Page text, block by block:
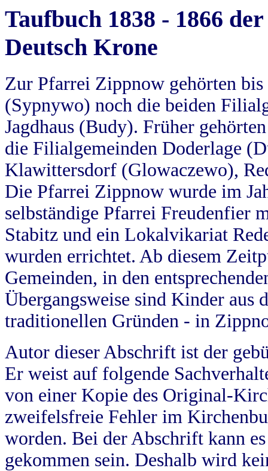
Taufbuch 1838 - 1866
Deutsch Krone
Zur Pfarrei Zippnow gehörten
(Sypnywo) noch die beiden
Jagdhaus (Budy). Früher
die Filialgemeinden Doderlage
Klawittersdorf (Glowaczewo),
Die Pfarrei Zippnow wurde im
selbständige Pfarrei Freudenfier
Stabitz und ein Lokalvikariat
wurden errichtet. Ab diesem
Gemeinden, in den
Übergangsweise sind Kinder aus
traditionellen Gründen - in
Autor dieser Abschrift ist der
Er weist auf folgende
von einer Kopie des Original-
zweifelsfreie Fehler im
worden. Bei der Abschrift kann
gekommen sein. Deshalb wird